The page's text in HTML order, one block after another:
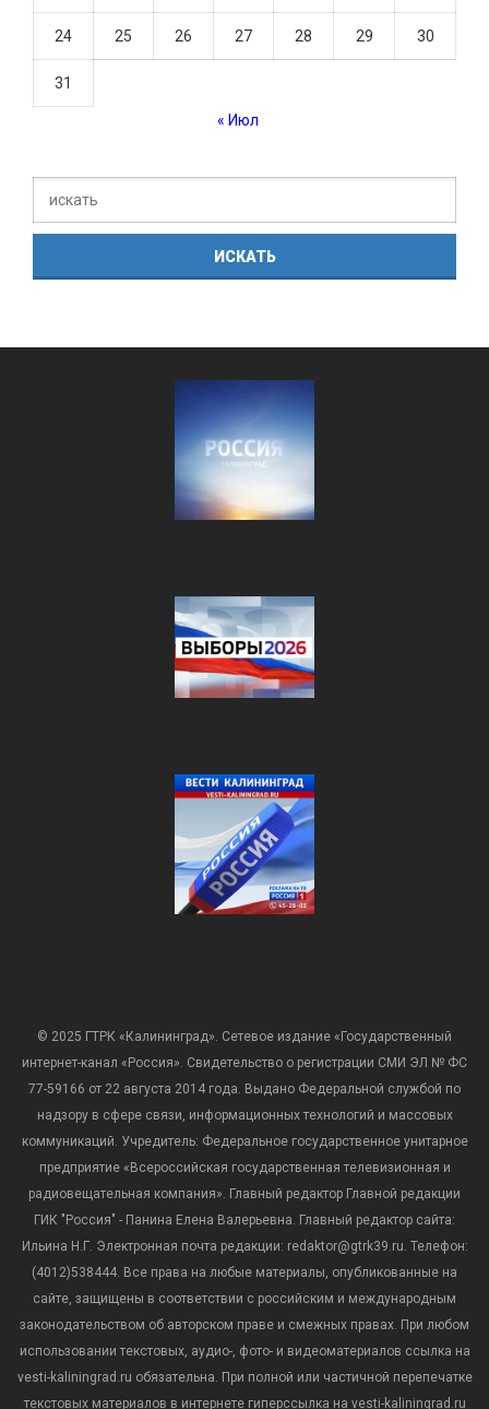
24 25 26 27 28 29 30
31
« Июл
© 2025 ГТРК «Калининград». Сетевое издание «Государственный
интернет-канал «Россия». Свидетельство о регистрации СМИ ЭЛ № ФС
77-59166 от 22 августа 2014 года. Выдано Федеральной службой по
надзору в сфере связи, информационных технологий и массовых
коммуникаций. Учредитель: Федеральное государственное унитарное
предприятие «Всероссийская государственная телевизионная и
радиовещательная компания». Главный редактор Главной редакции
ГИК "Россия" - Панина Елена Валерьевна. Главный редактор сайта:
Ильина Н.Г. Электронная почта редакции: redaktor@gtrk39.ru. Телефон:
(4012)538444. Все права на любые материалы, опубликованные на
сайте, защищены в соответствии с российским и международным
законодательством об авторском праве и смежных правах. При любом
использовании текстовых, аудио-, фото- и видеоматериалов ссылка на
vesti-kaliningrad.ru обязательна. При полной или частичной перепечатке
текстовых материалов в интернете гиперссылка на vesti-kaliningrad.ru